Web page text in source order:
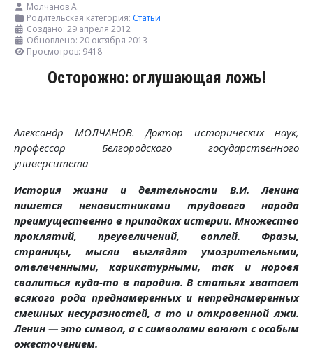
Молчанов А.
Родительская категория: Статьи
Создано: 29 апреля 2012
Обновлено: 20 октября 2013
Просмотров: 9418
Осторожно: оглушающая ложь!
Александр МОЛЧАНОВ. Доктор исторических наук,
профессор Белгородского государственного
университета
История жизни и деятельности В.И. Ленина
пишется ненавистниками трудового народа
преимущественно в припадках истерии. Множество
проклятий, преувеличений, воплей. Фразы,
страницы, мысли выглядят умозрительными,
отвлеченными, карикатурными, так и норовя
свалиться куда-то в пародию. В статьях хватает
всякого рода преднамеренных и непреднамеренных
смешных несуразностей, а то и откровенной лжи.
Ленин — это символ, а с символами воюют с особым
ожесточением.